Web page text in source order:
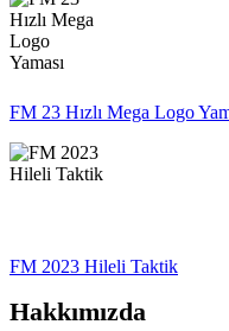
FM 23 Hızlı Mega Logo
FM 2023 Hileli Taktik
Hakkımızda